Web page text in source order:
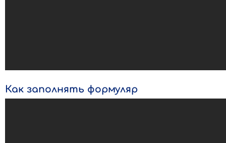
Как заполнять формуляр